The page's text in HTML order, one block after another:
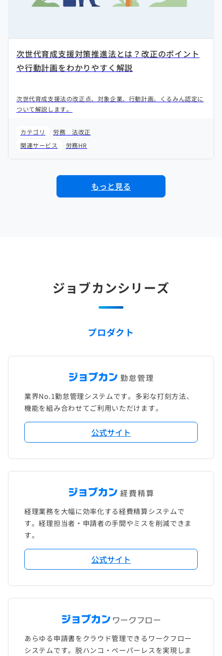
次世代育成支援対策推進法とは？改正のポイント
や行動計画をわかりやすく解説
次世代育成支援法の改正点、対象企業、行動計画、くるみん認定に
ついて解説します。
カテゴリ 労務
法改正
関連サービス
労務HR
もっと見る
ジョブカンシリーズ
プロダクト
業界No.1勤怠管理システムです。多彩な打刻方法、
機能を組み合わせてご利用いただけます。
公式サイト
経理業務を大幅に効率化する経費精算システムで
す。経理担当者・申請者の手間やミスを削減できま
す。
公式サイト
あらゆる申請書をクラウド管理できるワークフロー
システムです。脱ハンコ・ペーパーレスを実現しま